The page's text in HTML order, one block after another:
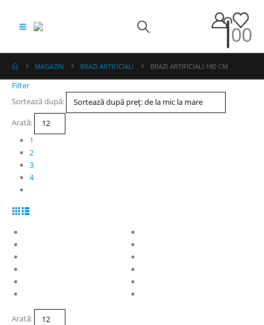
00
MAGAZIN BRAZI ARTIFICIALI BRAZI ARTIFICIALI 180 CM
Filter
Sortează după:
Arată:
1
2
3
4
Arată: